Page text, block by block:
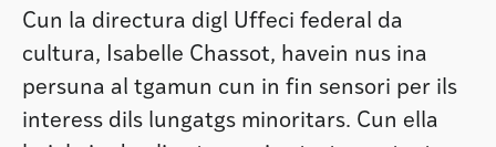
Cun la directura digl Uffeci federal da
cultura, Isabelle Chassot, havein nus ina
persuna al tgamun cun in fin sensori per ils
interess dils lungatgs minoritars. Cun ella